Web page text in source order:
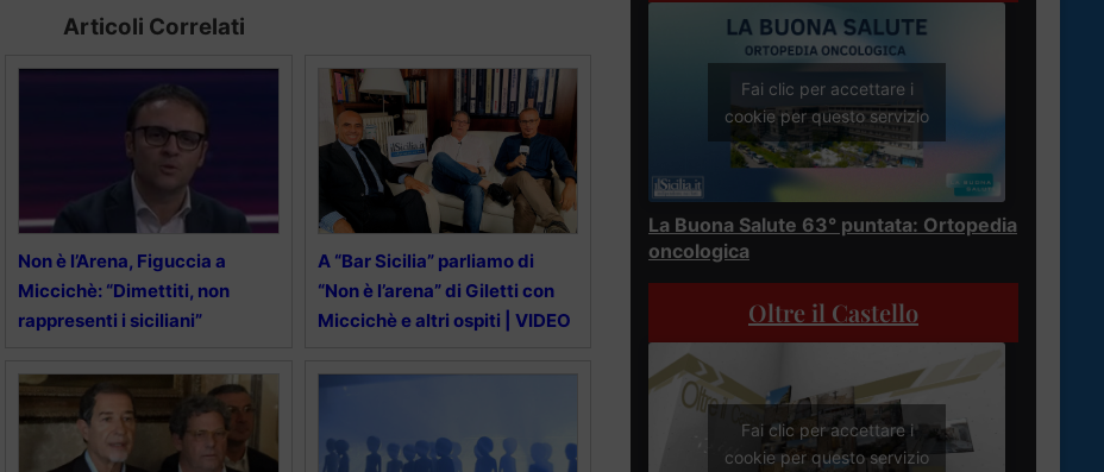
Articoli Correlati
Non è l’Arena, Figuccia a
Miccichè: “Dimettiti, non
rappresenti i siciliani”
A “Bar Sicilia” parliamo di
“Non è l’arena” di Giletti con
Miccichè e altri ospiti | VIDEO
Fai clic per accettare i
cookie per questo servizio
La Buona Salute 63° puntata: Ortopedia
oncologica
Oltre il Castello
Fai clic per accettare i
cookie per questo servizio